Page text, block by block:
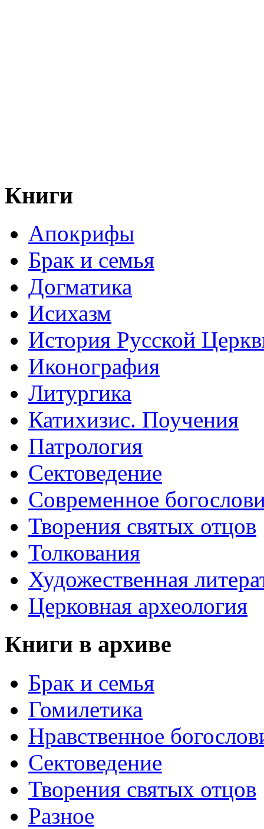
Книги
Апокрифы
Брак и семья
Догматика
Исихазм
История Русской
Иконография
Литургика
Катихизис. Поучения
Патрология
Сектоведение
Современное
Творения святых отцов
Толкования
Художественная
Церковная археология
Книги в архиве
Брак и семья
Гомилетика
Нравственное
Сектоведение
Творения святых отцов
Разное